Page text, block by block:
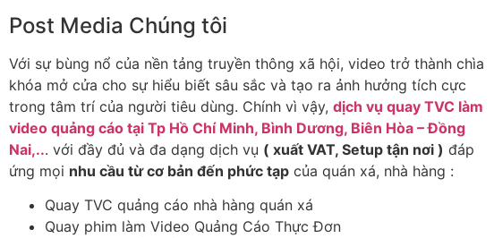
Post Media Chúng tôi
Với sự bùng nổ của nền tảng truyền thông xã hội, video trở thành chìa
khóa mở cửa cho sự hiểu biết sâu sắc và tạo ra ảnh hưởng tích cực
trong tâm trí của người tiêu dùng. Chính vì vậy, dịch vụ quay TVC làm
video quảng cáo tại Tp Hồ Chí Minh, Bình Dương, Biên Hòa – Đồng
Nai,... với đầy đủ và đa dạng dịch vụ ( xuất VAT, Setup tận nơi ) đáp
ứng mọi nhu cầu từ cơ bản đến phức tạp của quán xá, nhà hàng :
Quay TVC quảng cáo nhà hàng quán xá
Quay phim làm Video Quảng Cáo Thực Đơn